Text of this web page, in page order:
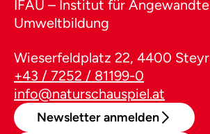
IFAU – Institut für Angewandte
Umweltbildung
Wieserfeldplatz 22, 4400 Steyr
+43 / 7252 / 81199-0
info@naturschauspiel.at
Newsletter anmelden